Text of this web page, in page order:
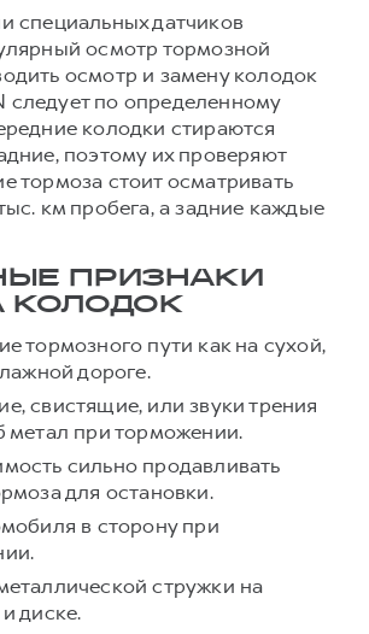
клиентам
клиентам
автопарком
клиентов
HAVAL
аксессуары
GWM
Защита+»
эксплуатации
HAVAL
аксессуары
специальных датчиков
осмотр тормозной
осмотр и замену колодок
следует по определенному
колодки стираются
поэтому их проверяют
тормоза стоит осматривать
км пробега, а задние каждые
ПРИЗНАКИ
КОЛОДОК
тормозного пути как на сухой,
дороге.
свистящие, или звуки трения
метал при торможении.
сильно продавливать
для остановки.
в сторону при
стружки на
диске.